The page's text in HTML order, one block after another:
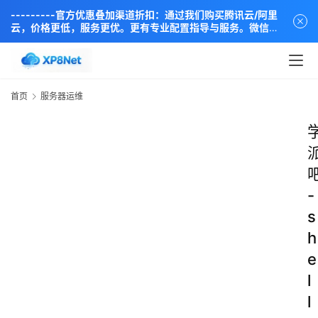
---------官方优惠叠加渠道折扣：通过我们购买腾讯云/阿里
云，价格更低，服务更优。更有专业配置指导与服务。微信同
步：18838889666----
首页 服务器运维
-
s
h
e
l
l